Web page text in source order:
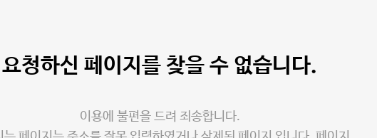
요청하신 페이지를 찾을 수 없습니다.
이용에 불편을 드려 죄송합니다.